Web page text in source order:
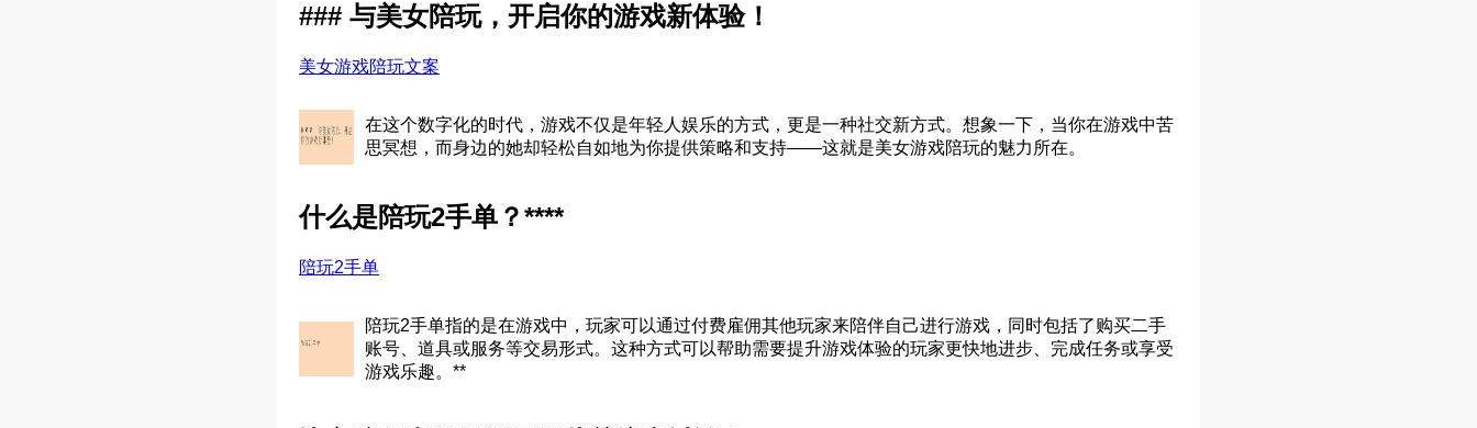
### 与美女陪玩，开启你的游戏新体验！
美女游戏陪玩文案
在这个数字化的时代，游戏不仅是年轻人娱乐的方式，更是一种社交新方式。想象一下，当你在游戏中苦
思冥想，而身边的她却轻松自如地为你提供策略和支持——这就是美女游戏陪玩的魅力所在。
什么是陪玩2手单？****
陪玩2手单
陪玩2手单指的是在游戏中，玩家可以通过付费雇佣其他玩家来陪伴自己进行游戏，同时包括了购买二手
账号、道具或服务等交易形式。这种方式可以帮助需要提升游戏体验的玩家更快地进步、完成任务或享受
游戏乐趣。**